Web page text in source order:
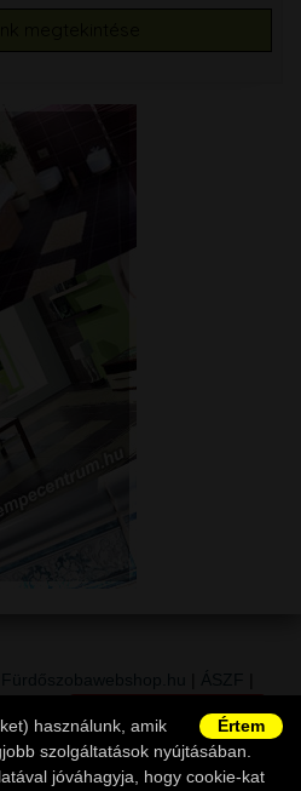
Értem
használunk, amik
szolgáltatások nyújtásában.
jóváhagyja, hogy cookie-kat
Elállás a szerződéstől
|